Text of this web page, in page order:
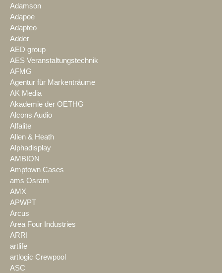
Adamson
Adapoe
Adapteo
Adder
AED group
AES Veranstaltungstechnik
AFMG
Agentur für Markenträume
AK Media
Akademie der OETHG
Alcons Audio
Alfalite
Allen & Heath
Alphadisplay
AMBION
Amptown Cases
ams Osram
AMX
APWPT
Arcus
Area Four Industries
ARRI
artlife
artlogic Crewpool
ASC